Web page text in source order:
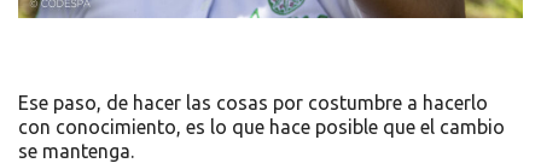
Ese paso, de hacer las cosas por costumbre a hacerlo
con conocimiento, es lo que hace posible que el cambio
se mantenga.